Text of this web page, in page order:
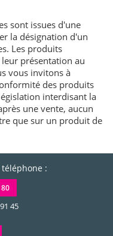
sont issues d'une
la désignation d'un
Les produits
présentation au
vous invitons à
des produits
interdisant la
une vente, aucun
que sur un produit de
:
45